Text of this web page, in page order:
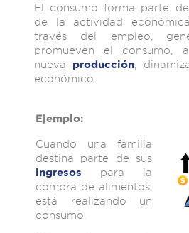
El consumo forma parte
de la actividad
través del empleo,
promueven el consumo,
nueva
producción,
económico.
Ejemplo:
Cuando una familia
destina parte de sus
ingresos
para la
compra de alimentos,
está realizando un
consumo.